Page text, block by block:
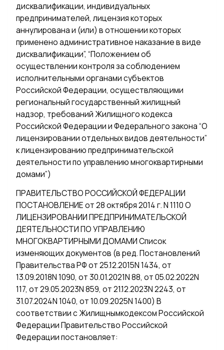
дисквалификации, индивидуальных
предпринимателей, лицензия которых
аннулирована и (или) в отношении которых
применено административное наказание в виде
дисквалификации”, “Положением об
осуществлении контроля за соблюдением
исполнительными органами субъектов
Российской Федерации, осуществляющими
региональный государственный жилищный
надзор, требований Жилищного кодекса
Российской Федерации и Федерального закона “О
лицензировании отдельных видов деятельности”
к лицензированию предпринимательской
деятельности по управлению многоквартирными
домами”)
ПРАВИТЕЛЬСТВО РОССИЙСКОЙ ФЕДЕРАЦИИ
ПОСТАНОВЛЕНИЕ от 28 октября 2014 г. N 1110 О
ЛИЦЕНЗИРОВАНИИ ПРЕДПРИНИМАТЕЛЬСКОЙ
ДЕЯТЕЛЬНОСТИ ПО УПРАВЛЕНИЮ
МНОГОКВАРТИРНЫМИ ДОМАМИ Список
изменяющих документов (в ред. Постановлений
Правительства РФ от 25.12.2015N 1434, от
13.09.2018N 1090, от 30.01.2021N 88, от 05.02.2022N
117, от 29.05.2023N 859, от 21.12.2023N 2243, от
31.07.2024N 1040, от 10.09.2025N 1400) В
соответствии с Жилищнымкодексом Российской
Федерации Правительство Российской
Федерации постановляет: